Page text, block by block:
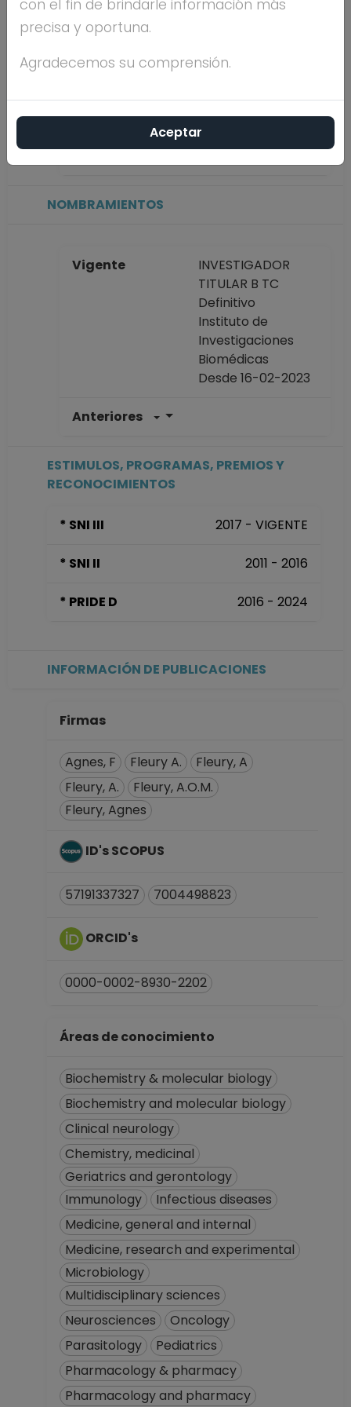
Máximo nivel de
Antigüedad
académica en la
15 años
NOMBRAMIENTOS
Vigente
INVESTIGADOR
TITULAR B TC
Definitivo
Instituto de
Investigaciones
Biomédicas
Desde 16-02-2023
Anteriores
Instituto de
Desde 16-04-2010
ESTIMULOS, PROGRAMAS, PREMIOS Y
RECONOCIMIENTOS
* SNI III 2017 - VIGENTE
* SNI II 2011 - 2016
* PRIDE D 2016 - 2024
INFORMACIÓN DE PUBLICACIONES
Firmas
Agnes, F Fleury A.
Fleury, A
Fleury, A.
Fleury, A.O.M.
Fleury, Agnes
ID's SCOPUS
57191337327 7004498823
ORCID's
0000-0002-8930-2202
Áreas de conocimiento
Biochemistry & molecular biology
Biochemistry and molecular biology
Clinical neurology
Chemistry, medicinal
Geriatrics and gerontology
Immunology
Infectious diseases
Medicine, general and internal
Medicine, research and experimental
Microbiology
Multidisciplinary sciences
Neurosciences
Oncology
Parasitology
Pediatrics
Pharmacology & pharmacy
Pharmacology and pharmacy
con el fin de brindarle información más
precisa y oportuna.
Agradecemos su comprensión.
Aceptar